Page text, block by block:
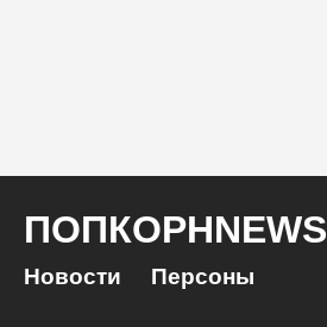
ПОПКОРНNEWS
Новости Персоны